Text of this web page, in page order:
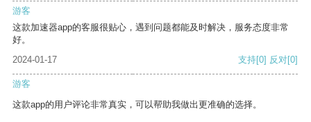
游客
这款加速器app的客服很贴心，遇到问题都能及时解决，服务态度非常
好。
2024-01-17
支持[0] 反对[0]
游客
这款app的用户评论非常真实，可以帮助我做出更准确的选择。